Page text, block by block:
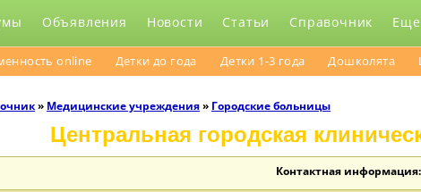
Объявления Новости Статьи Справочник Еще
online Детки до года Детки 1-3 года Дошколята
» Медицинcкие учреждения» Городские больницы
Центральная городская
Контактная информация: